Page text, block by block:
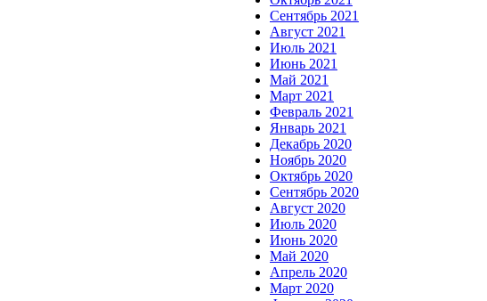
Сентябрь 2021
Август 2021
Июль 2021
Июнь 2021
Май 2021
Март 2021
Февраль 2021
Январь 2021
Декабрь 2020
Ноябрь 2020
Октябрь 2020
Сентябрь 2020
Август 2020
Июль 2020
Июнь 2020
Май 2020
Апрель 2020
Март 2020